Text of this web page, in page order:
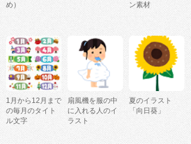
め）
ン素材
1月から12月まで
の毎月のタイト
ル文字
扇風機を服の中
に入れる人のイ
ラスト
夏のイラスト
「向日葵」